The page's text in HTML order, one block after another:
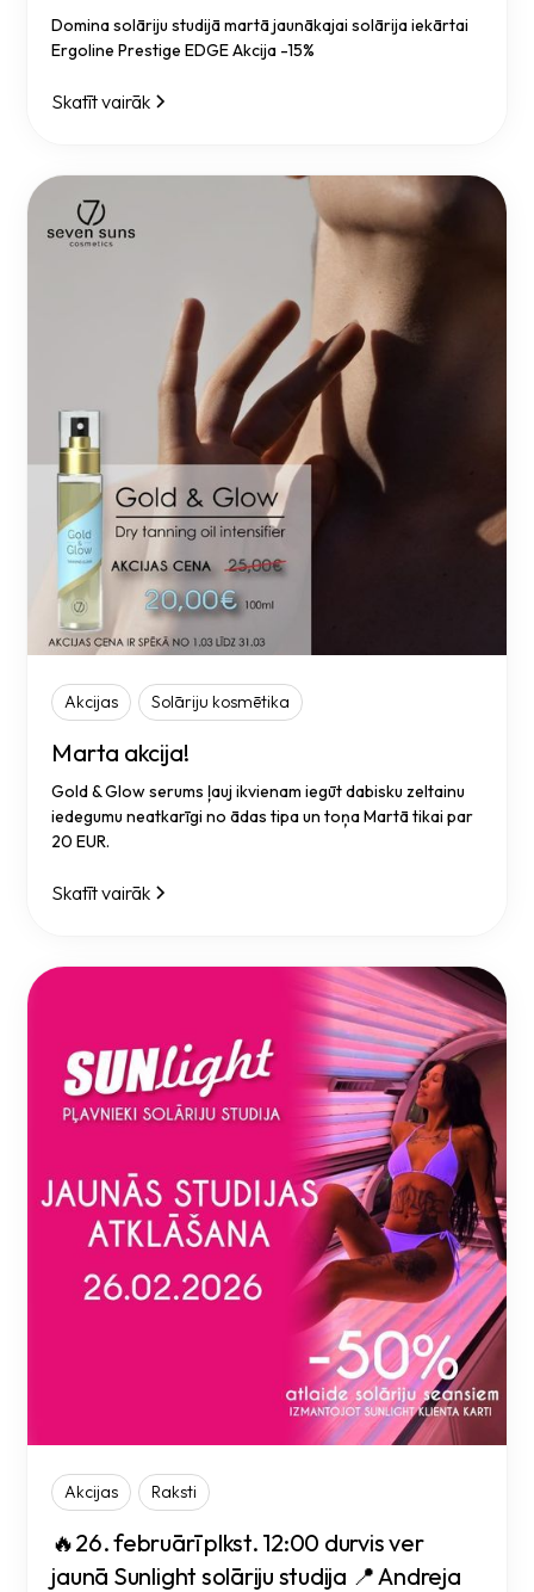
Domina solāriju studijā martā jaunākajai solārija iekārtai
Ergoline Prestige EDGE Akcija -15%
Skatīt vairāk
Akcijas Solāriju kosmētika
Marta akcija!
Gold & Glow serums ļauj ikvienam iegūt dabisku zeltainu
iedegumu neatkarīgi no ādas tipa un toņa Martā tikai par
20 EUR.
Skatīt vairāk
Akcijas Raksti
🔥26. februārī plkst. 12:00 durvis ver
jaunā Sunlight solāriju studija 📍 Andreja